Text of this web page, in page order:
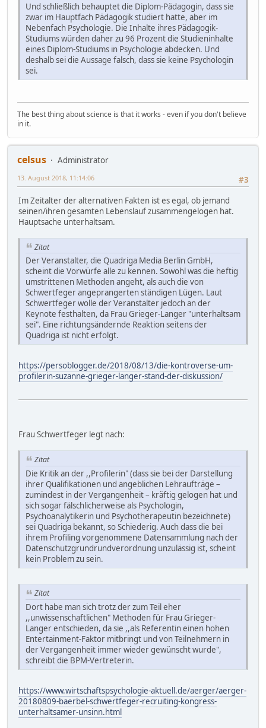
Und schließlich behauptet die Diplom-Pädagogin, dass sie
zwar im Hauptfach Pädagogik studiert hatte, aber im
Nebenfach Psychologie. Die Inhalte ihres Pädagogik-
Studiums würden daher zu 96 Prozent die Studieninhalte
eines Diplom-Studiums in Psychologie abdecken. Und
deshalb sei die Aussage falsch, dass sie keine Psychologin
sei.
The best thing about science is that it works - even if you don't believe
in it.
celsus
Administrator
#3
13. August 2018, 11:14:06
Im Zeitalter der alternativen Fakten ist es egal, ob jemand
seinen/ihren gesamten Lebenslauf zusammengelogen hat.
Hauptsache unterhaltsam.
Zitat
Der Veranstalter, die Quadriga Media Berlin GmbH,
scheint die Vorwürfe alle zu kennen. Sowohl was die heftig
umstrittenen Methoden angeht, als auch die von
Schwertfeger angeprangerten ständigen Lügen. Laut
Schwertfeger wolle der Veranstalter jedoch an der
Keynote festhalten, da Frau Grieger-Langer "unterhaltsam
sei". Eine richtungsändernde Reaktion seitens der
Quadriga ist nicht erfolgt.
https://persoblogger.de/2018/08/13/die-kontroverse-um-
profilerin-suzanne-grieger-langer-stand-der-diskussion/
Frau Schwertfeger legt nach:
Zitat
Die Kritik an der ,,Profilerin" (dass sie bei der Darstellung
ihrer Qualifikationen und angeblichen Lehraufträge –
zumindest in der Vergangenheit – kräftig gelogen hat und
sich sogar fälschlicherweise als Psychologin,
Psychoanalytikerin und Psychotherapeutin bezeichnete)
sei Quadriga bekannt, so Schiederig. Auch dass die bei
ihrem Profiling vorgenommene Datensammlung nach der
Datenschutzgrundrundverordnung unzulässig ist, scheint
kein Problem zu sein.
Zitat
Dort habe man sich trotz der zum Teil eher
,,unwissenschaftlichen" Methoden für Frau Grieger-
Langer entschieden, da sie ,,als Referentin einen hohen
Entertainment-Faktor mitbringt und von Teilnehmern in
der Vergangenheit immer wieder gewünscht wurde",
schreibt die BPM-Vertreterin.
https://www.wirtschaftspsychologie-aktuell.de/aerger/aerger-
20180809-baerbel-schwertfeger-recruiting-kongress-
unterhaltsamer-unsinn.html